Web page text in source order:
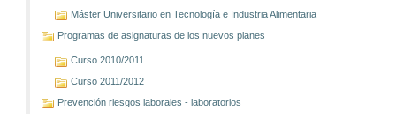
Máster Universitario en Tecnología e Industria Alimentaria
Programas de asignaturas de los nuevos planes
Curso 2010/2011
Curso 2011/2012
Prevención riesgos laborales - laboratorios